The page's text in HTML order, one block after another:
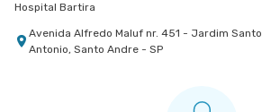
Hospital Bartira
Avenida Alfredo Maluf nr. 451 - Jardim Santo
Antonio, Santo Andre - SP